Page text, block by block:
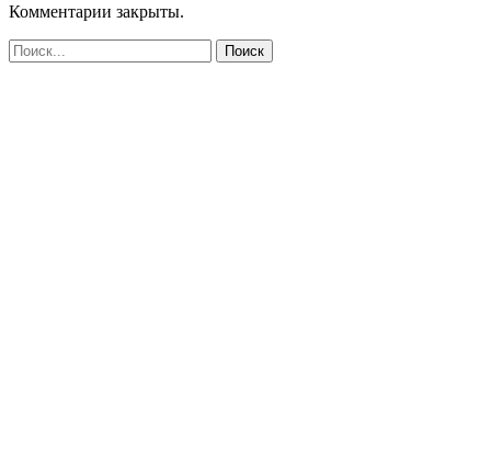
Комментарии закрыты.